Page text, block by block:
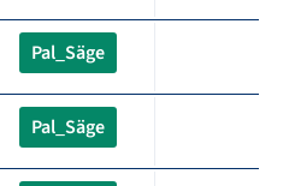
Pal_Säge
Pal_Säge